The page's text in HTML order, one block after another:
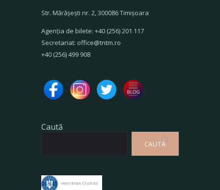
Str. Mărăşeşti nr. 2, 300086 Timişoara
Agenţia de bilete: +40 (256) 201 117
Secretariat: office@tntm.ro
+40 (256) 499 908
Caută
CAUTĂ